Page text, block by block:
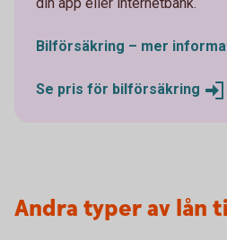
Bilförsäkring – mer
Se pris för bilförsäkring
Andra typer av lån